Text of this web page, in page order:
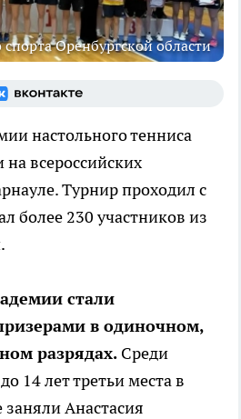
Оренбургской области
настольного тенниса
всероссийских
Турнир проходил с
более 230 участников из
стали
в одиночном,
разрядах. Среди
14 лет третьи места в
Анастасия